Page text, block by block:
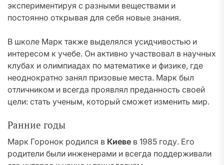
экспериментируя с разными веществами и
постоянно открывая для себя новые знания.
В школе Марк также выделялся усидчивостью и
интересом к учебе. Он активно участвовал в научных
клубах и олимпиадах по математике и физике, где
неоднократно занял призовые места. Марк был
отличником и всегда проявлял преданность своей
цели: стать ученым, который сможет изменить мир.
Ранние годы
Марк Горонок родился в Киеве в 1985 году. Его
родители были инженерами и всегда поддерживали